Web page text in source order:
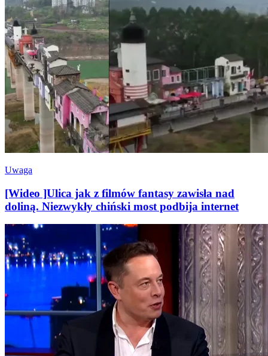
Uwaga
[Wideo ]Ulica jak z filmów fantasy zawisła nad
doliną. Niezwykły chiński most podbija internet